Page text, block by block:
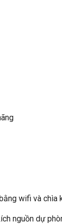
wifi và
nguồn dự